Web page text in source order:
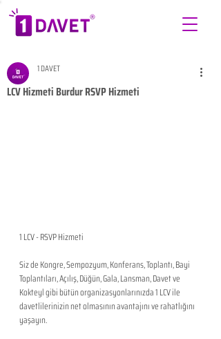
LCV Hizmeti Burdur RSVP Hizmeti
1 DAVET
1 LCV - RSVP Hizmeti
Siz de Kongre, Sempozyum, Konferans, Toplantı, Bayi
Toplantıları, Açılış, Düğün, Gala, Lansman, Davet ve
Kokteyl gibi bütün organizasyonlarınızda 1 LCV ile
davetlilerinizin net olmasının avantajını ve rahatlığını
yaşayın.